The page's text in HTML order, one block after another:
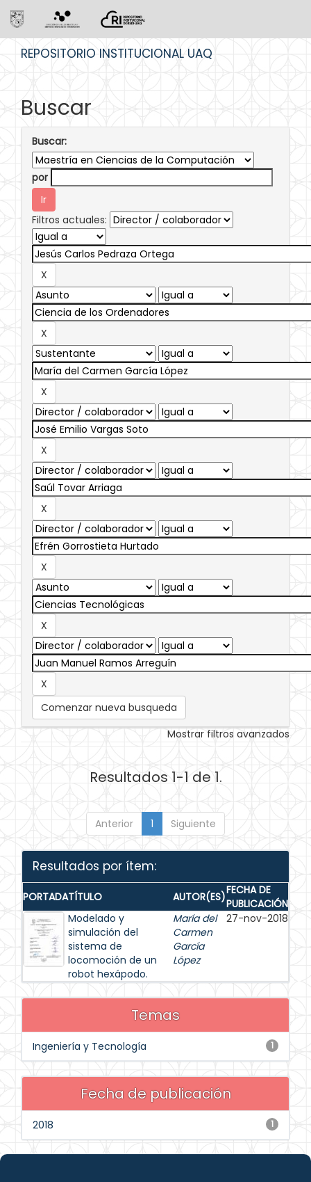
REPOSITORIO INSTITUCIONAL UAQ
Buscar
Buscar:
por
Filtros actuales:
Comenzar nueva busqueda
Mostrar filtros avanzados
Resultados 1-1 de 1.
Anterior 1 Siguiente
Resultados por ítem:
PORTADATÍTULO AUTOR(ES)FECHA DE
PUBLICACIÓN
Modelado y
simulación del
sistema de
locomoción de un
robot hexápodo.
María del
Carmen
García
López
27-nov-2018
Temas
1
Ingeniería y Tecnología
Fecha de publicación
1
2018